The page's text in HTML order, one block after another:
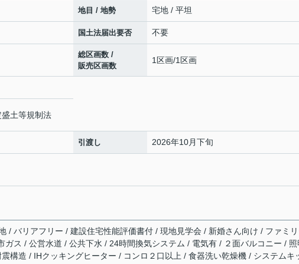
地目 / 地勢 宅地 / 平坦
国土法届出要否 不要
総区画数 /
販売区画数
1区画/1区画
土等規制法
引渡し 2026年10月下旬
/ バリアフリー / 建設住宅性能評価書付 / 現地見学会 / 新婚さん向け / ファミ
ガス / 公営水道 / 公共下水 / 24時間換気システム / 電気有 / ２面バルコニー / 照
構造 / IHクッキングヒーター / コンロ２口以上 / 食器洗い乾燥機 / システムキ